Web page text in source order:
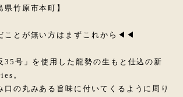
竹原市本町】
とが無い方はまずこれから◀◀
35号」を使用した龍勢の生もと仕込の新
。
口の丸みある旨味に付いてくるように周り